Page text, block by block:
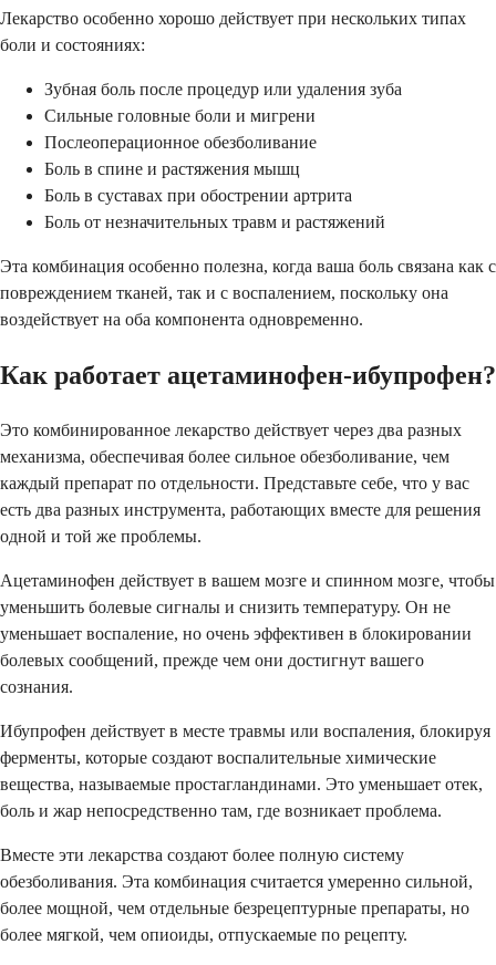
Лекарство особенно хорошо действует при нескольких типах
боли и состояниях:
Зубная боль после процедур или удаления зуба
Сильные головные боли и мигрени
Послеоперационное обезболивание
Боль в спине и растяжения мышц
Боль в суставах при обострении артрита
Боль от незначительных травм и растяжений
Эта комбинация особенно полезна, когда ваша боль связана как с
повреждением тканей, так и с воспалением, поскольку она
воздействует на оба компонента одновременно.
Как работает ацетаминофен-ибупрофен?
Это комбинированное лекарство действует через два разных
механизма, обеспечивая более сильное обезболивание, чем
каждый препарат по отдельности. Представьте себе, что у вас
есть два разных инструмента, работающих вместе для решения
одной и той же проблемы.
Ацетаминофен действует в вашем мозге и спинном мозге, чтобы
уменьшить болевые сигналы и снизить температуру. Он не
уменьшает воспаление, но очень эффективен в блокировании
болевых сообщений, прежде чем они достигнут вашего
сознания.
Ибупрофен действует в месте травмы или воспаления, блокируя
ферменты, которые создают воспалительные химические
вещества, называемые простагландинами. Это уменьшает отек,
боль и жар непосредственно там, где возникает проблема.
Вместе эти лекарства создают более полную систему
обезболивания. Эта комбинация считается умеренно сильной,
более мощной, чем отдельные безрецептурные препараты, но
более мягкой, чем опиоиды, отпускаемые по рецепту.